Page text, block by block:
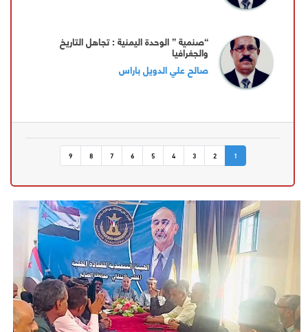
“صنمية ” الوحدة اليمنية : تجاهل التاريخ
والجغرافيا
صالح علي الدويل باراس
1
2
3
4
5
6
7
8
9